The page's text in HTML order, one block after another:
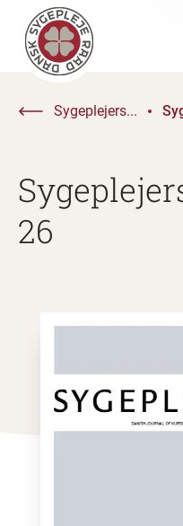
Sygeplejers...
26